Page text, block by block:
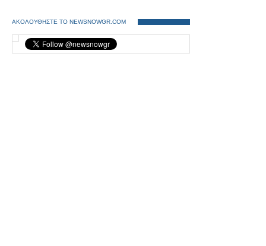
ΑΚΟΛΟΥΘΗΣΤΕ ΤΟ NEWSNOWGR.COM